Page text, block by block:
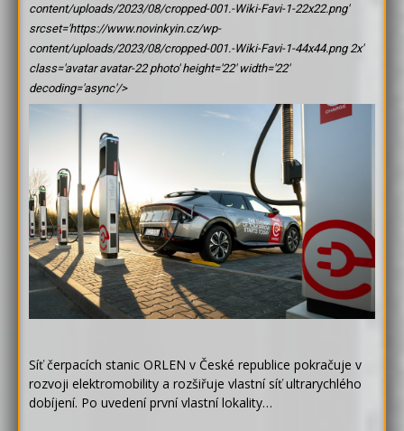
content/uploads/2023/08/cropped-001.-Wiki-Favi-1-22x22.png'
srcset='https://www.novinkyin.cz/wp-
content/uploads/2023/08/cropped-001.-Wiki-Favi-1-44x44.png 2x'
class='avatar avatar-22 photo' height='22' width='22'
decoding='async'/>
Síť čerpacích stanic ORLEN v České republice pokračuje v
rozvoji elektromobility a rozšiřuje vlastní síť ultrarychlého
dobíjení. Po uvedení první vlastní lokality…